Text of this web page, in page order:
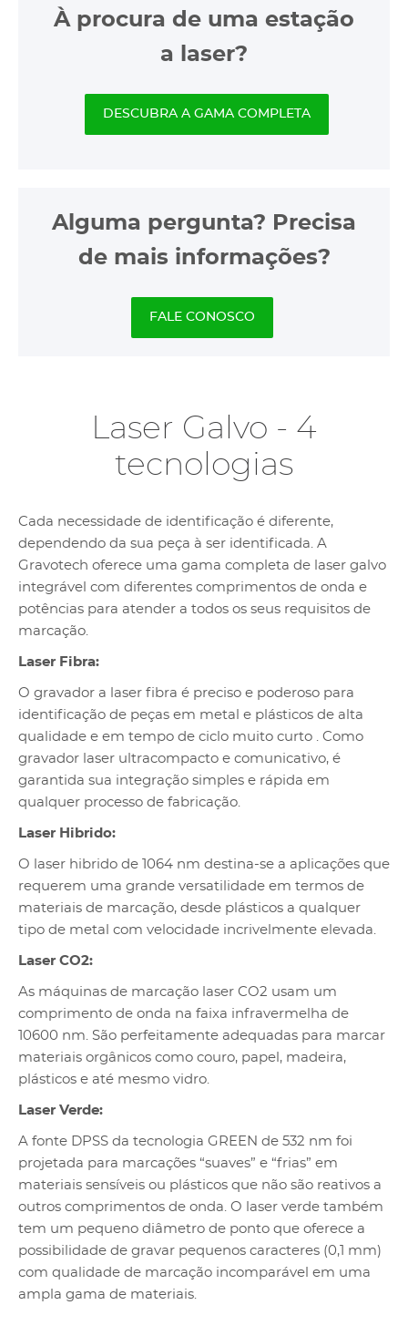
À procura de uma estação
a laser?
DESCUBRA A GAMA COMPLETA
Alguma pergunta? Precisa
de mais informações?
FALE CONOSCO
Laser Galvo - 4
tecnologias
Cada necessidade de identificação é diferente,
dependendo da sua peça à ser identificada. A
Gravotech oferece uma gama completa de laser galvo
integrável com diferentes comprimentos de onda e
potências para atender a todos os seus requisitos de
marcação.
Laser Fibra:
O gravador a laser fibra é preciso e poderoso para
identificação de peças em metal e plásticos de alta
qualidade e em tempo de ciclo muito curto . Como
gravador laser ultracompacto e comunicativo, é
garantida sua integração simples e rápida em
qualquer processo de fabricação.
Laser Hibrido:
O laser hibrido de 1064 nm destina-se a aplicações que
requerem uma grande versatilidade em termos de
materiais de marcação, desde plásticos a qualquer
tipo de metal com velocidade incrivelmente elevada.
Laser CO2:
As máquinas de marcação laser CO2 usam um
comprimento de onda na faixa infravermelha de
10600 nm. São perfeitamente adequadas para marcar
materiais orgânicos como couro, papel, madeira,
plásticos e até mesmo vidro.
Laser Verde:
A fonte DPSS da tecnologia GREEN de 532 nm foi
projetada para marcações “suaves” e “frias” em
materiais sensíveis ou plásticos que não são reativos a
outros comprimentos de onda. O laser verde também
tem um pequeno diâmetro de ponto que oferece a
possibilidade de gravar pequenos caracteres (0,1 mm)
com qualidade de marcação incomparável em uma
ampla gama de materiais.